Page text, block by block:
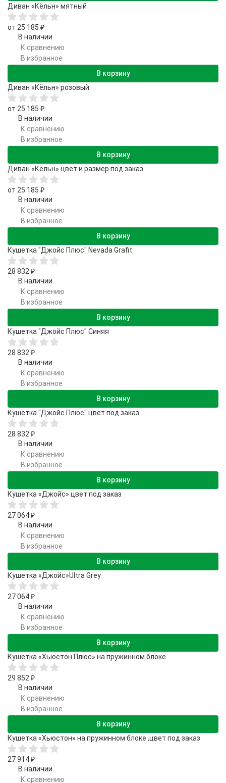
Диван «Кёльн» мятный
от 25 185 ₽
В наличии
К сравнению
В избранное
В корзину
Диван «Кёльн» розовый
от 25 185 ₽
В наличии
К сравнению
В избранное
В корзину
Диван «Кёльн» цвет и размер под заказ
от 25 185 ₽
В наличии
К сравнению
В избранное
В корзину
Кушетка "Джойс Плюс" Nevada Grafit
28 832 ₽
В наличии
К сравнению
В избранное
В корзину
Кушетка "Джойс Плюс" Синяя
28 832 ₽
В наличии
К сравнению
В избранное
В корзину
Кушетка "Джойс Плюс" цвет под заказ
28 832 ₽
В наличии
К сравнению
В избранное
В корзину
Кушетка «Джойс» цвет под заказ
27 064 ₽
В наличии
К сравнению
В избранное
В корзину
Кушетка «Джойс»Ultra Grey
27 064 ₽
В наличии
К сравнению
В избранное
В корзину
Кушетка «Хьюстон Плюс» на пружинном блоке
29 852 ₽
В наличии
К сравнению
В избранное
В корзину
Кушетка «Хьюстон» на пружинном блоке ,цвет под заказ
27 914 ₽
В наличии
К сравнению